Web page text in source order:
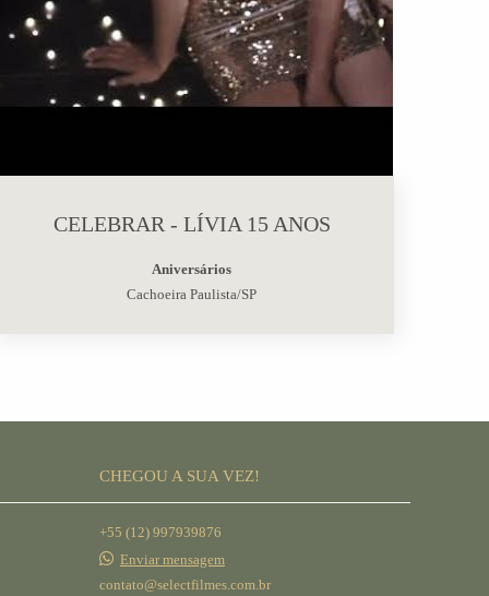
CELEBRAR - LÍVIA 15 ANOS
Aniversários
Cachoeira Paulista/SP
CHEGOU A SUA VEZ!
+55 (12) 997939876
Enviar mensagem
contato@selectfilmes.com.br